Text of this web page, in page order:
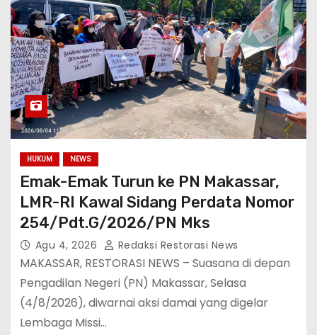
HUKUM NEWS
Emak-Emak Turun ke PN Makassar,
LMR-RI Kawal Sidang Perdata Nomor
254/Pdt.G/2026/PN Mks
Agu 4, 2026 Redaksi Restorasi News
MAKASSAR, RESTORASI NEWS – Suasana di depan
Pengadilan Negeri (PN) Makassar, Selasa
(4/8/2026), diwarnai aksi damai yang digelar
Lembaga Missi…